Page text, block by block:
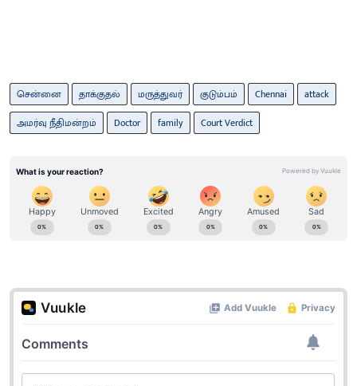
சென்னை தாக்குதல் மருத்துவர் குடும்பம் Chennai
attack
அமர்வு நீதிமன்றம்
Doctor family Court Verdict